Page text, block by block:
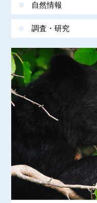
自然情報
調査・研究